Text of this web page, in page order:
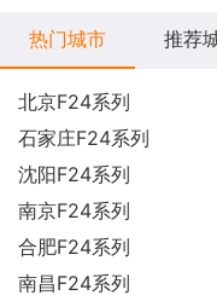
热门城市 推荐
北京F24系列
石家庄F24系列
沈阳F24系列
南京F24系列
合肥F24系列
南昌F24系列